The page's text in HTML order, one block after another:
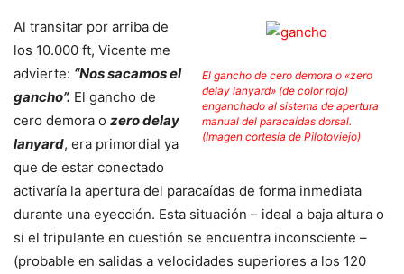
El gancho de cero demora o «zero
delay lanyard» (de color rojo)
enganchado al sistema de apertura
manual del paracaídas dorsal.
(Imagen cortesía de Pilotoviejo)
Al transitar por arriba de
los 10.000 ft, Vicente me
advierte: “Nos sacamos el
gancho”. El gancho de
cero demora o zero delay
lanyard, era primordial ya
que de estar conectado
activaría la apertura del paracaídas de forma inmediata
durante una eyección. Esta situación – ideal a baja altura o
si el tripulante en cuestión se encuentra inconsciente –
(probable en salidas a velocidades superiores a los 120